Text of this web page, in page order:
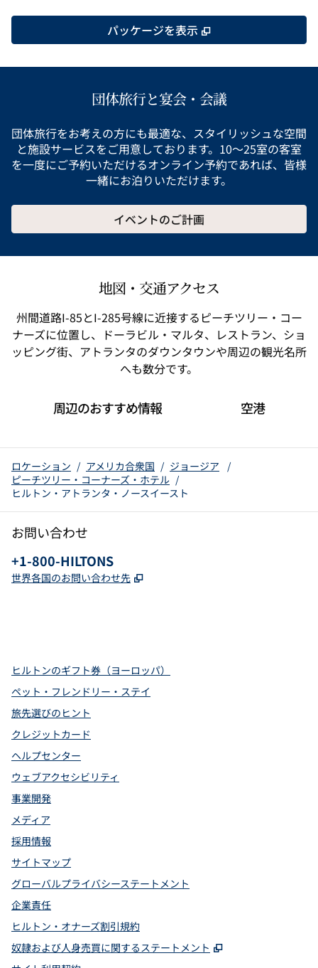
パッケージを表示 ,
団体旅行と宴会・会議
団体旅行をお考えの方にも最適な、スタイリッシュな空間
と施設サービスをご用意しております。10～25室の客室
を一度にご予約いただけるオンライン予約であれば、皆様
一緒にお泊りいただけます。
イベントのご計画
地図・交通アクセス
州間道路I-85とI-285号線に近接するピーチツリー・コー
ナーズに位置し、ドーラビル・マルタ、レストラン、ショ
ッピング街、アトランタのダウンタウンや周辺の観光名所
へも数分です。
周辺のおすすめ情報 空港
ロケーション / アメリカ合衆国 / ジョージア
/
ピーチツリー・コーナーズ・ホテル /
ヒルトン・アトランタ・ノースイースト
お問い合わせ
電話：
+1-800-HILTONS
世界各国のお問い合わせ先 ,
ヒルトンのギフト券（ヨーロッパ）
ペット・フレンドリー・ステイ
旅先選びのヒント
クレジットカード
ヘルプセンター
ウェブアクセシビリティ
事業開発
メディア
採用情報
サイトマップ
グローバルプライバシーステートメント
企業責任
ヒルトン・オナーズ割引規約
奴隷および人身売買に関するステートメント
,